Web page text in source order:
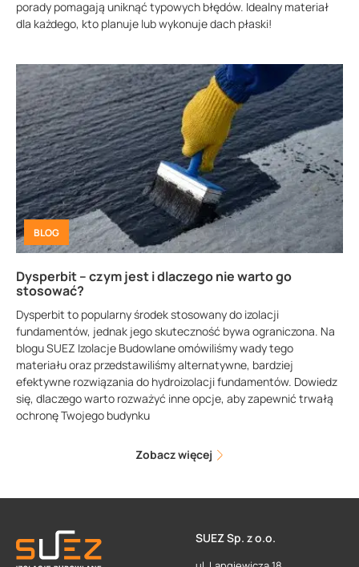
porady pomagają uniknąć typowych błędów. Idealny materiał
dla każdego, kto planuje lub wykonuje dach płaski!
BLOG
Dysperbit – czym jest i dlaczego nie warto go
stosować?
Dysperbit to popularny środek stosowany do izolacji
fundamentów, jednak jego skuteczność bywa ograniczona. Na
blogu SUEZ Izolacje Budowlane omówiliśmy wady tego
materiału oraz przedstawiliśmy alternatywne, bardziej
efektywne rozwiązania do hydroizolacji fundamentów. Dowiedz
się, dlaczego warto rozważyć inne opcje, aby zapewnić trwałą
ochronę Twojego budynku
Zobacz więcej
SUEZ Sp. z o.o.